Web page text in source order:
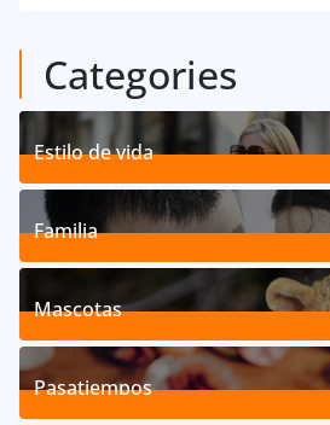
Categories
Estilo de vida
192Posts
Familia
527Posts
Mascotas
119Posts
Pasatiempos